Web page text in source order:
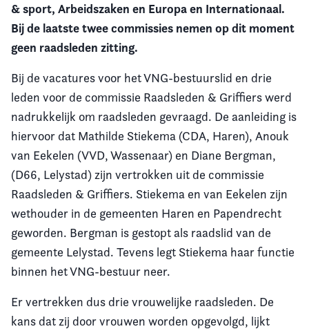
& sport, Arbeidszaken en Europa en Internationaal.
Bij de laatste twee commissies nemen op dit moment
geen raadsleden zitting.
Bij de vacatures voor het VNG-bestuurslid en drie
leden voor de commissie Raadsleden & Griffiers werd
nadrukkelijk om raadsleden gevraagd. De aanleiding is
hiervoor dat Mathilde Stiekema (CDA, Haren), Anouk
van Eekelen (VVD, Wassenaar) en Diane Bergman,
(D66, Lelystad) zijn vertrokken uit de commissie
Raadsleden & Griffiers. Stiekema en van Eekelen zijn
wethouder in de gemeenten Haren en Papendrecht
geworden. Bergman is gestopt als raadslid van de
gemeente Lelystad. Tevens legt Stiekema haar functie
binnen het VNG-bestuur neer.
Er vertrekken dus drie vrouwelijke raadsleden. De
kans dat zij door vrouwen worden opgevolgd, lijkt